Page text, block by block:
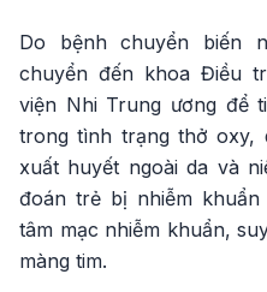
Do bệnh chuyển biến
chuyển đến khoa Điều
viện Nhi Trung ương để
trong tình trạng thở oxy,
xuất huyết ngoài da và
đoán trẻ bị nhiễm
tâm mạc nhiễm khuẩn,
màng tim.